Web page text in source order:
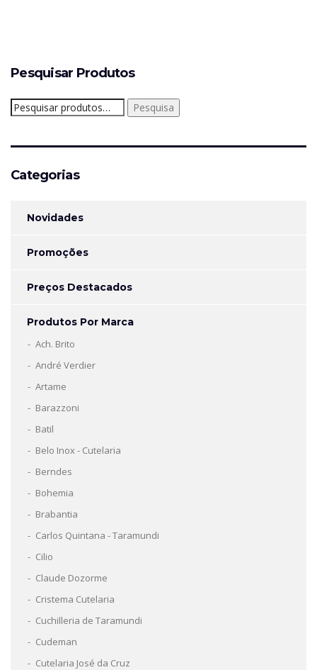
Pesquisar Produtos
Pesquisar
por:
Pesquisa
Categorias
Novidades
Promoções
Preços Destacados
Produtos Por Marca
Ach. Brito
André Verdier
Artame
Barazzoni
Batil
Belo Inox - Cutelaria
Berndes
Bohemia
Brabantia
Carlos Quintana - Taramundi
Cilio
Claude Dozorme
Cristema Cutelaria
Cuchilleria de Taramundi
Cudeman
Cutelaria José da Cruz